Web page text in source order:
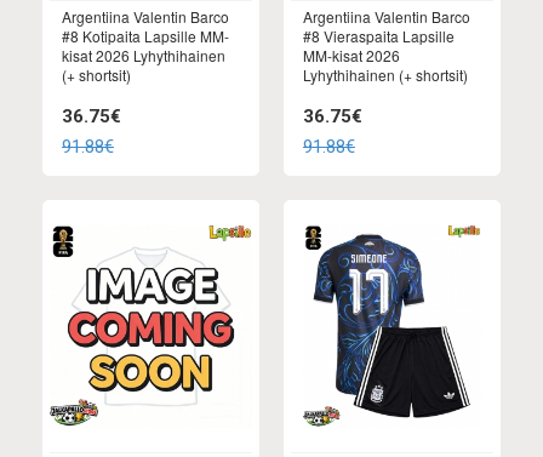
Argentiina Valentin Barco
#8 Kotipaita Lapsille MM-
kisat 2026 Lyhythihainen
(+ shortsit)
36.75€
91.88€
Argentiina Valentin Barco
#8 Vieraspaita Lapsille
MM-kisat 2026
Lyhythihainen (+ shortsit)
36.75€
91.88€